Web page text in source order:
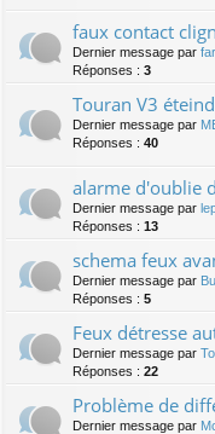
faux contact
Dernier message par
Réponses : 3
Touran V3
Dernier message par
Réponses : 40
alarme d'oublie
Dernier message par
Réponses : 13
schema feux
Dernier message par
Réponses : 5
Feux détresse
Dernier message par
Réponses : 22
Problème de
Dernier message par